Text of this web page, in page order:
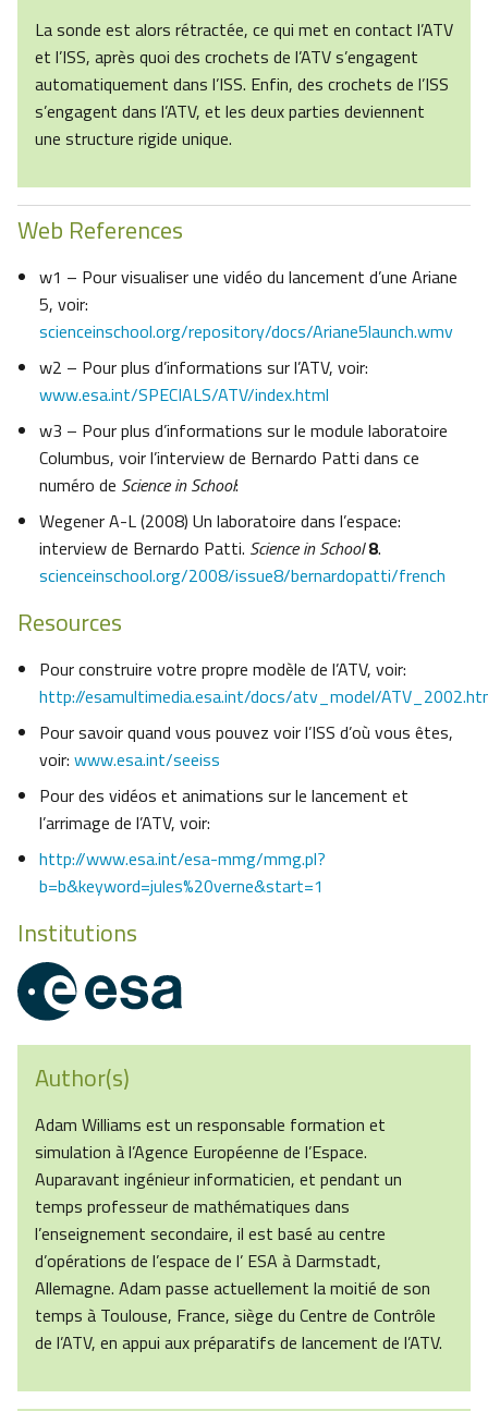
La sonde est alors rétractée, ce qui met en contact l’ATV
et l’ISS, après quoi des crochets de l’ATV s’engagent
automatiquement dans l’ISS. Enfin, des crochets de l’ISS
s’engagent dans l’ATV, et les deux parties deviennent
une structure rigide unique.
Web References
w1 – Pour visualiser une vidéo du lancement d’une Ariane
5, voir:
scienceinschool.org/repository/docs/Ariane5launch.wmv
w2 – Pour plus d’informations sur l’ATV, voir:
www.esa.int/SPECIALS/ATV/index.html
w3 – Pour plus d’informations sur le module laboratoire
Columbus, voir l’interview de Bernardo Patti dans ce
numéro de Science in School:
Wegener A-L (2008) Un laboratoire dans l’espace:
interview de Bernardo Patti. Science in School 8.
scienceinschool.org/2008/issue8/bernardopatti/french
Resources
Pour construire votre propre modèle de l’ATV, voir:
http://esamultimedia.esa.int/docs/atv_model/
Pour savoir quand vous pouvez voir l’ISS d’où vous êtes,
voir: www.esa.int/seeiss
Pour des vidéos et animations sur le lancement et
l’arrimage de l’ATV, voir:
http://www.esa.int/esa-mmg/mmg.pl?
b=b&keyword=jules%20verne&start=1
Institutions
Author(s)
Adam Williams est un responsable formation et
simulation à l’Agence Européenne de l’Espace.
Auparavant ingénieur informaticien, et pendant un
temps professeur de mathématiques dans
l’enseignement secondaire, il est basé au centre
d’opérations de l’espace de l’ ESA à Darmstadt,
Allemagne. Adam passe actuellement la moitié de son
temps à Toulouse, France, siège du Centre de Contrôle
de l’ATV, en appui aux préparatifs de lancement de l’ATV.